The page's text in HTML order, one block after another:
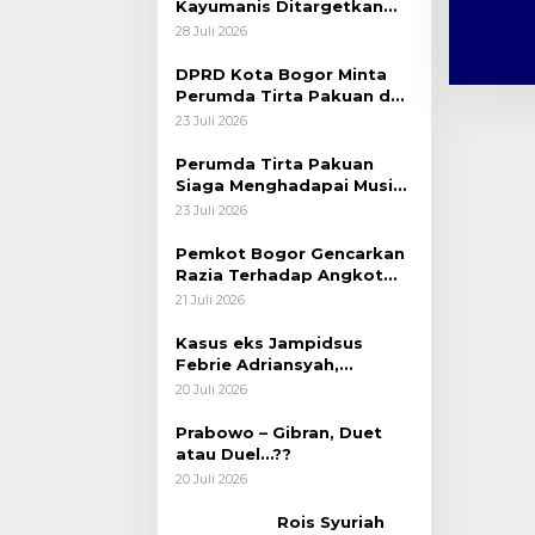
Kayumanis Ditargetkan
November, Pembangunan
28 Juli 2026
DPRD Kota Bogor Minta
Perumda Tirta Pakuan dan
BPBD Salurkan Bantuan
Saat Musim Kemarau
23 Juli 2026
Perumda Tirta Pakuan
Siaga Menghadapai Musim
Kemarau dan Siap Pasok
Kota Bogor
23 Juli 2026
Pemkot Bogor Gencarkan
Razia Terhadap Angkot
Berusia Tua Diatas 20
21 Juli 2026
Kasus eks Jampidsus
Febrie Adriansyah,
“Sumpah Dalam Diam dan
Kekuasaan Yang Bergeser”
20 Juli 2026
Prabowo – Gibran, Duet
atau Duel…??
20 Juli 2026
Rois Syuriah